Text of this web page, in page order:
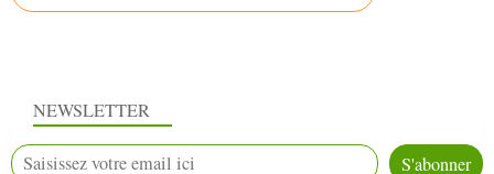
NEWSLETTER